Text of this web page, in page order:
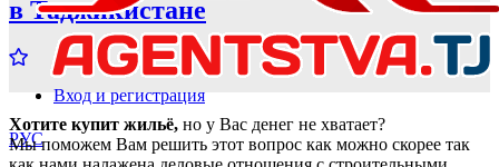
в Таджикистане
Вход и регистрация
РУС
Хотите купит жильё, но у Вас денег не хватает?
Мы поможем Вам решить этот вопрос как можно скорее так